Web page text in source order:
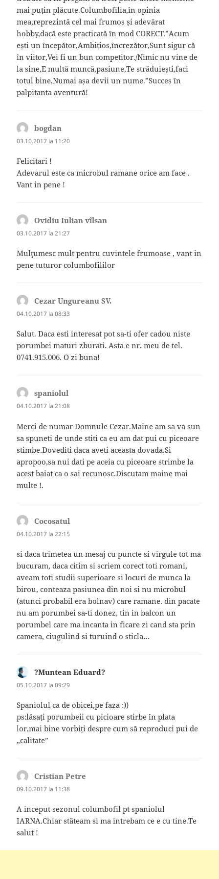
mai puțin plăcute.Columbofilia,în opinia
mea,reprezintă cel mai frumos și adevărat
hobby,dacă este practicată în mod CORECT.”Acum
ești un începător,Ambițios,încrezător,Sunt sigur că
în viitor,Vei fi un bun competitor./Nimic nu vine de
la sine,E multă muncă,pasiune,Te străduiești,faci
totul bine,Numai așa devii un nume.”Succes în
palpitanta aventură!
bogdan
03.10.2017 la 11:20
Felicitari !
Adevarul este ca microbul ramane orice am face .
Vant in pene !
Ovidiu Iulian vîlsan
03.10.2017 la 21:27
Mulţumesc mult pentru cuvintele frumoase , vant in
pene tuturor columbofililor
Cezar Ungureanu SV.
04.10.2017 la 08:33
Salut. Daca esti interesat pot sa-ti ofer cadou niste
porumbei maturi zburati. Asta e nr. meu de tel.
0741.915.006. O zi buna!
spaniolul
04.10.2017 la 21:08
Merci de numar Domnule Cezar.Maine am sa va sun
sa spuneti de unde stiti ca eu am dat pui cu piceoare
stimbe.Dovediti daca aveti aceasta dovada.Si
apropoo,sa nui dati pe aceia cu piceoare strimbe la
acest baiat ca o sai recunosc.Discutam maine mai
multe !.
Cocosatul
04.10.2017 la 22:15
si daca trimetea un mesaj cu puncte si virgule tot ma
bucuram, daca citim si scriem corect toti romani,
aveam toti studii superioare si locuri de munca la
birou, conteaza pasiunea din noi si nu microbul
(atunci probabil era bolnav) care ramane. din pacate
nu am porumbei sa-ti donez, tin in balcon un
porumbel care ma incanta in ficare zi cand sta prin
camera, ciugulind si turuind o sticla…
?Muntean Eduard?
05.10.2017 la 09:29
Spaniolul ca de obicei,pe faza :))
ps:lăsați porumbeii cu picioare stirbe în plata
lor,mai bine vorbiți despre cum să reproduci pui de
„calitate”
Cristian Petre
09.10.2017 la 11:38
A inceput sezonul columbofil pt spaniolul
IARNA.Chiar stăteam si ma intrebam ce e cu tine.Te
salut !